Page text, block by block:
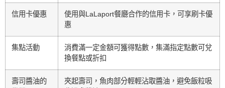
信用卡優惠
使用與LaLaport餐廳合作的信用卡，可享刷卡優
惠
集點活動
消費滿一定金額可獲得點數，集滿指定點數可兌
換餐點或折扣
壽司醬油的
夾起壽司，魚肉部分輕輕沾取醬油，避免飯粒吸